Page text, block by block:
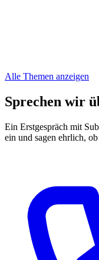
Alle Themen anzeigen
Sprechen wir
Ein Erstgespräch mit
ein und sagen ehrlich,